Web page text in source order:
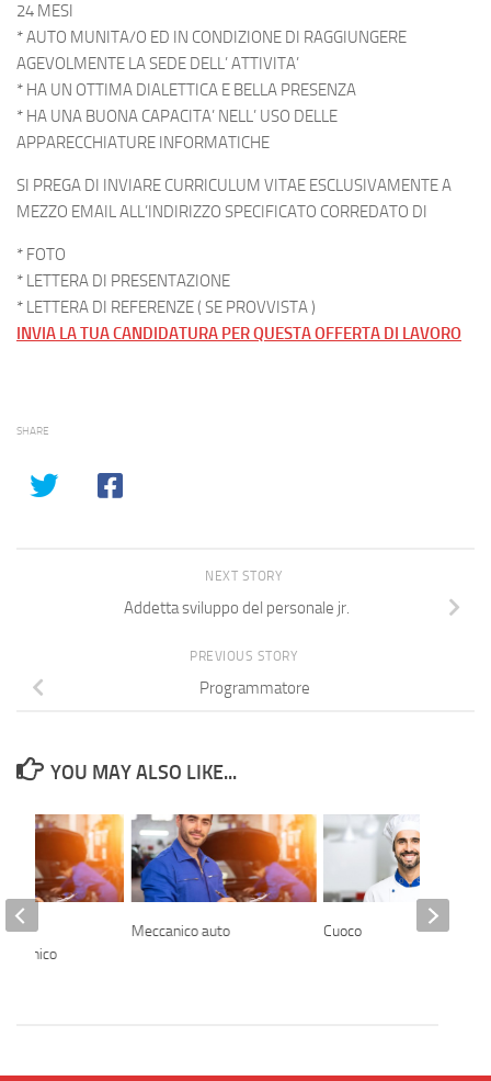
24 MESI
* AUTO MUNITA/O ED IN CONDIZIONE DI RAGGIUNGERE
AGEVOLMENTE LA SEDE DELL’ ATTIVITA’
* HA UN OTTIMA DIALETTICA E BELLA PRESENZA
* HA UNA BUONA CAPACITA’ NELL’ USO DELLE
APPARECCHIATURE INFORMATICHE
SI PREGA DI INVIARE CURRICULUM VITAE ESCLUSIVAMENTE A
MEZZO EMAIL ALL’INDIRIZZO SPECIFICATO CORREDATO DI
* FOTO
* LETTERA DI PRESENTAZIONE
* LETTERA DI REFERENZE ( SE PROVVISTA )
INVIA LA TUA CANDIDATURA PER QUESTA OFFERTA DI LAVORO
SHARE
NEXT STORY
Addetta sviluppo del personale jr.
PREVIOUS STORY
Programmatore
YOU MAY ALSO LIKE...
Meccanico auto
Cuoco